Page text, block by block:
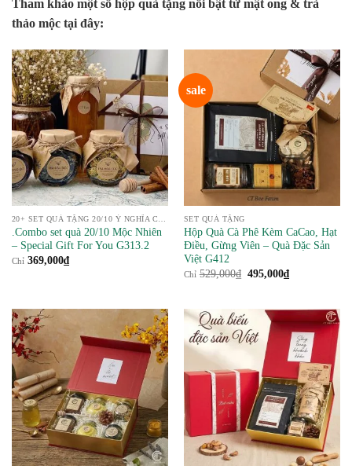
Tham khảo một số hộp quà tặng nổi bật từ mật ong & trà
thảo mộc tại đây:
.Combo set quà 20/10 Mộc Nhiên
– Special Gift For You G313.2
Chỉ 369,000₫
sale
SET QUÀ TẶNG
Hộp Quà Cà Phê Kèm CaCao, Hạt
Điều, Gừng Viên – Quà Đặc Sản
Việt G412
Chỉ 529,000₫ Giá
495,000₫Giá
hiện
495,000₫.